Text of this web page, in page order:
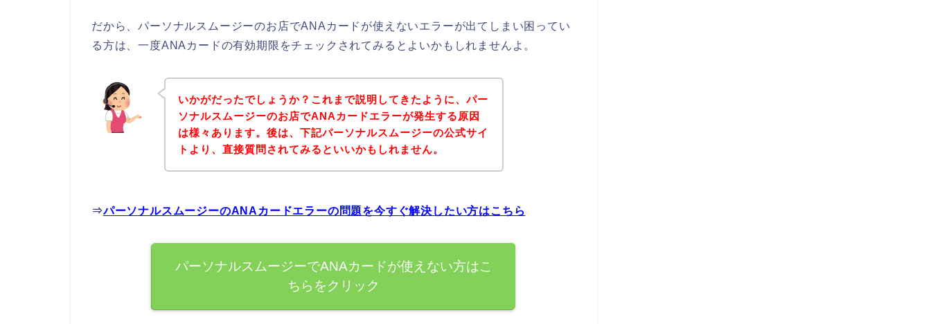
だから、パーソナルスムージーのお店でANAカードが使えないエラーが出てしまい困ってい
る方は、一度ANAカードの有効期限をチェックされてみるとよいかもしれませんよ。
いかがだったでしょうか？これまで説明してきたように、パー
ソナルスムージーのお店でANAカードエラーが発生する原因
は様々あります。後は、下記パーソナルスムージーの公式サイ
トより、直接質問されてみるといいかもしれません。
⇒パーソナルスムージーのANAカードエラーの問題を今すぐ解決したい方はこちら
パーソナルスムージーでANAカードが使えない方はこ
ちらをクリック